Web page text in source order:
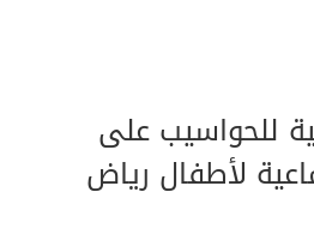
للحواسيب على
لأطفال رياض